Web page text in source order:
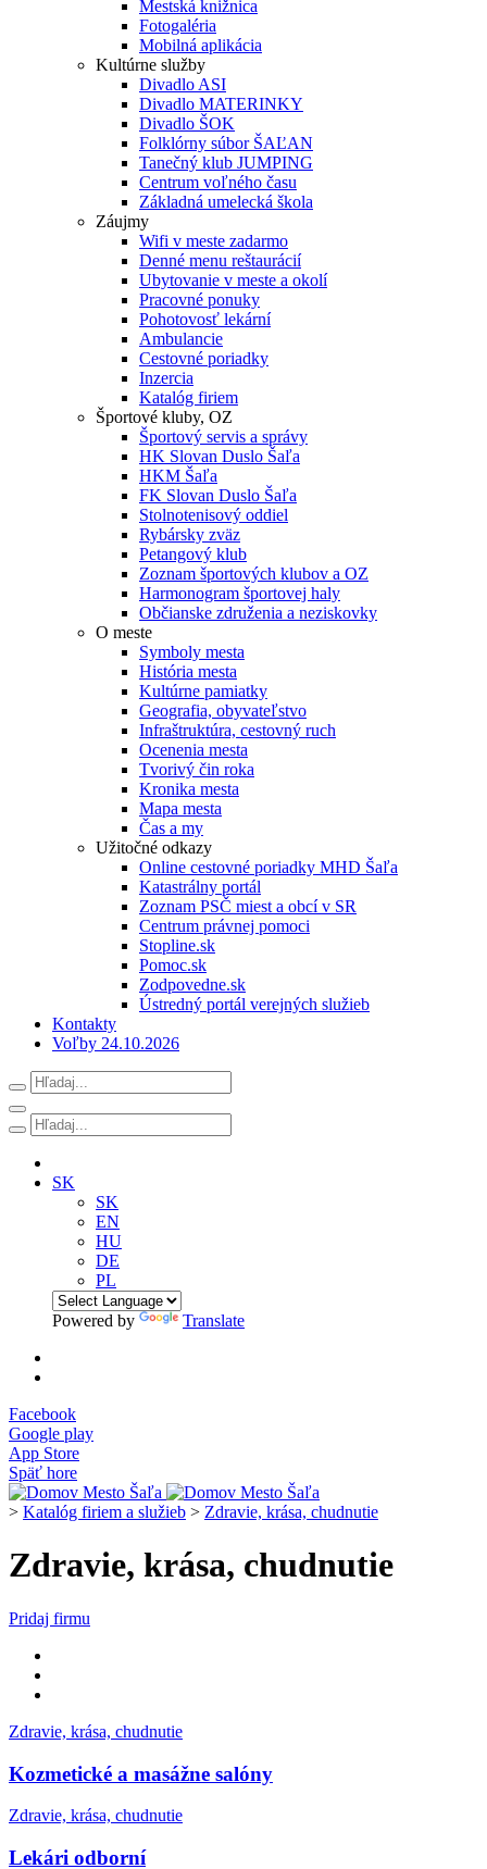
Mestská knižnica
Fotogaléria
Mobilná aplikácia
Kultúrne služby
Divadlo ASI
Divadlo MATERINKY
Divadlo ŠOK
Folklórny súbor ŠAĽAN
Tanečný klub JUMPING
Centrum voľného času
Základná umelecká škola
Záujmy
Wifi v meste zadarmo
Denné menu reštaurácií
Ubytovanie v meste a okolí
Pracovné ponuky
Pohotovosť lekární
Ambulancie
Cestovné poriadky
Inzercia
Katalóg firiem
Športové kluby, OZ
Športový servis a správy
HK Slovan Duslo Šaľa
HKM Šaľa
FK Slovan Duslo Šaľa
Stolnotenisový oddiel
Rybársky zväz
Petangový klub
Zoznam športových klubov a OZ
Harmonogram športovej haly
Občianske združenia a neziskovky
O meste
Symboly mesta
História mesta
Kultúrne pamiatky
Geografia, obyvateľstvo
Infraštruktúra, cestovný ruch
Ocenenia mesta
Tvorivý čin roka
Kronika mesta
Mapa mesta
Čas a my
Užitočné odkazy
Online cestovné poriadky MHD Šaľa
Katastrálny portál
Zoznam PSČ miest a obcí v SR
Centrum právnej pomoci
Stopline.sk
Pomoc.sk
Zodpovedne.sk
Ústredný portál verejných služieb
Kontakty
Voľby 24.10.2026
SK
SK
EN
HU
DE
PL
Powered by Translate
Facebook
Google play
App Store
Späť hore
> Katalóg firiem a služieb > Zdravie, krása, chudnutie
Zdravie, krása, chudnutie
Pridaj firmu
Zdravie, krása, chudnutie
Kozmetické a masážne salóny
Zdravie, krása, chudnutie
Lekári odborní